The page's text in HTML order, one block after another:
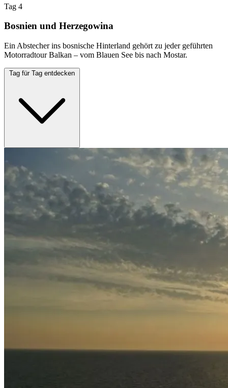
Tag 4
Bosnien und Herzegowina
Ein Abstecher ins bosnische Hinterland gehört zu jeder geführten
Motorradtour Balkan – vom Blauen See bis nach Mostar.
Tag für Tag entdecken